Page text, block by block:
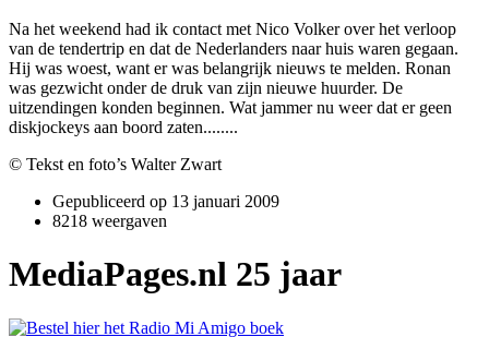
Na het weekend had ik contact met Nico Volker over het verloop
van de tendertrip en dat de Nederlanders naar huis waren gegaan.
Hij was woest, want er was belangrijk nieuws te melden. Ronan
was gezwicht o­nder de druk van zijn nieuwe huurder. De
uitzendingen konden beginnen. Wat jammer nu weer dat er geen
diskjockeys aan boord zaten........
© Tekst en foto’s Walter Zwart
Gepubliceerd op 13 januari 2009
8218 weergaven
MediaPages.nl 25 jaar